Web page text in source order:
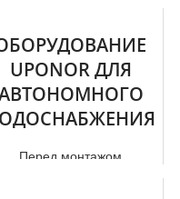
UPONOR ДЛЯ
Перед мoнтaжом